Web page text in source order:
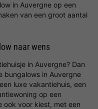
in Auvergne op een
van een groot aantal
naar wens
in Auvergne? Dan
bungalows in Auvergne
luxe vakantiehuis, een
op een
ook voor kiest, met een